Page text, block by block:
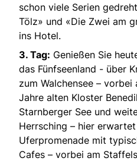
schon viele Serien
Tölz» und «Die Zwei am
ins Hotel.
3. Tag: Genießen Sie
das Fünfseenland - über
zum Walchensee – vorbei
Jahre alten Kloster
Starnberger See und
Herrsching – hier
Uferpromenade mit
Cafes – vorbei am